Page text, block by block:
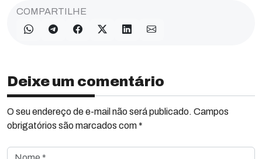
COMPARTILHE
Deixe um comentário
O seu endereço de e-mail não será publicado. Campos
obrigatórios são marcados com *
Nome *